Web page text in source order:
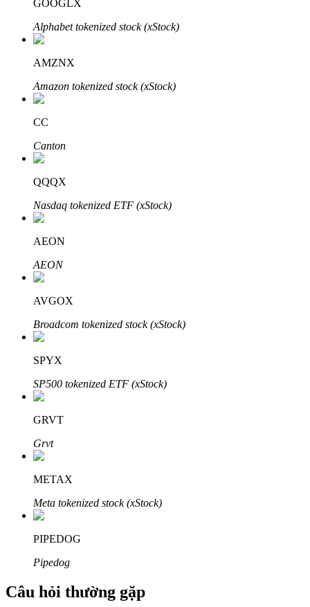
Đầu tư cố định và quản lý tài chính
Tận hưởng việc quản lý tài chính hiện tại và thu nhập lâu dài
Bitrue
Đối tác Bitrue
Đối tác Bitrue
Lên đến 65% hoa hồng!
GOOGLX
Alphabet tokenized stock (xStock)
AMZNX
Amazon tokenized stock (xStock)
CC
Canton
QQQX
Nasdaq tokenized ETF (xStock)
AEON
AEON
AVGOX
Broadcom tokenized stock (xStock)
SPYX
SP500 tokenized ETF (xStock)
GRVT
Grvt
METAX
Meta tokenized stock (xStock)
PIPEDOG
Pipedog
Câu hỏi thường gặp